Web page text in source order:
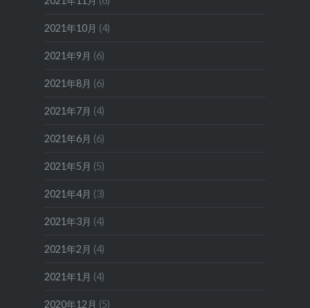
2021年10月 (4)
2021年9月 (6)
2021年8月 (6)
2021年7月 (4)
2021年6月 (6)
2021年5月 (5)
2021年4月 (3)
2021年3月 (4)
2021年2月 (4)
2021年1月 (4)
2020年12月 (5)